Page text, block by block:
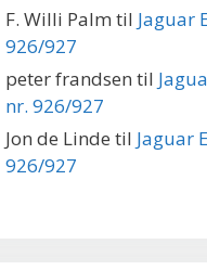
F. Willi Palm til Jaguar
926/927
peter frandsen til
nr. 926/927
Jon de Linde til Jaguar
926/927